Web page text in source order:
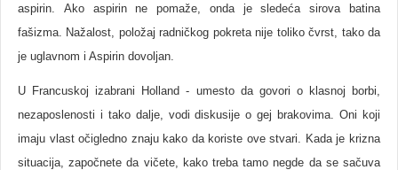
aspirin. Ako aspirin ne pomaže, onda je sledeća sirova batina
fašizma. Nažalost, položaj radničkog pokreta nije toliko čvrst, tako da
je uglavnom i Aspirin dovoljan.
U Francuskoj izabrani Holland - umesto da govori o klasnoj borbi,
nezaposlenosti i tako dalje, vodi diskusije o gej brakovima. Oni koji
imaju vlast očigledno znaju kako da koriste ove stvari. Kada je krizna
situacija, započnete da vičete, kako treba tamo negde da se sačuva